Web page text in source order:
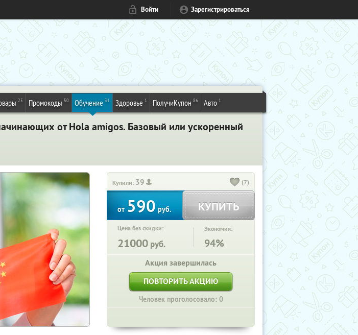
Войти Зарегистрироваться
25 Промокоды 50 Обучение 31 Здоровье 1 ПолучиКупон 86 Авто 1
от Hola amigos. Базовый или ускоренный
Купили: 39 (7)
от590руб. КУПИТЬ
Цена без скидки:
21000 руб.
Экономия:
94%
Акция завершилась
ПОВТОРИТЬ АКЦИЮ
Человек проголосовало: 0